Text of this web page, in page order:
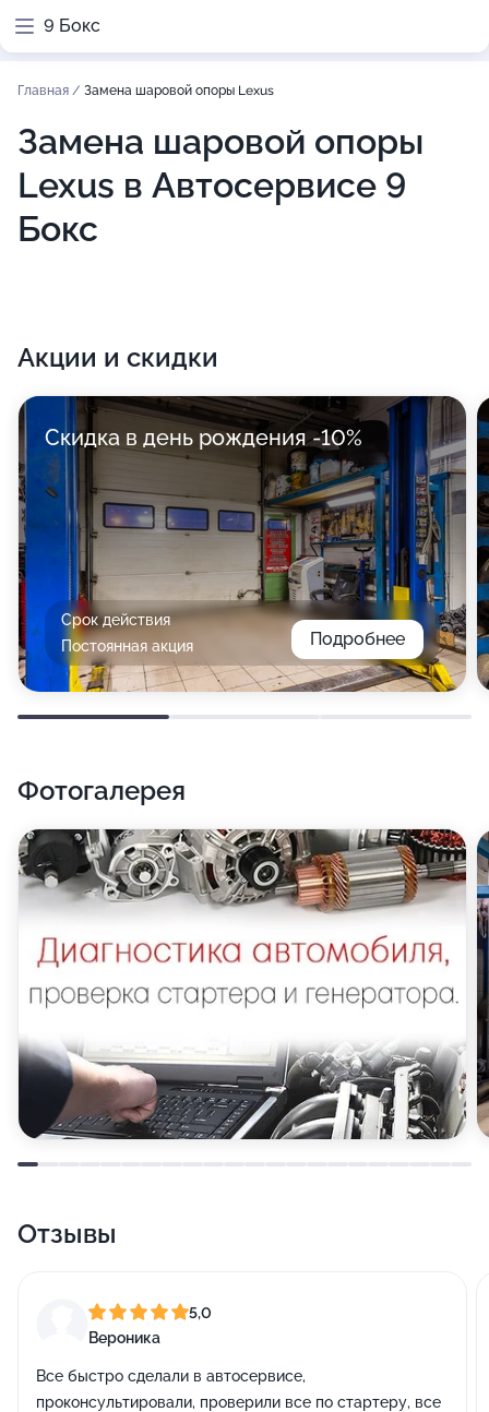
9 Бокс
Главная / Замена шаровой опоры Lexus
Замена шаровой опоры
Lexus в Автосервисе 9
Бокс
Акции и скидки
Скидка в день рождения -10%
Срок действия
Постоянная акция
Подробнее
Фотогалерея
Отзывы
5,0
Вероника
Все быстро сделали в автосервисе,
проконсультировали, проверили все по стартеру, все